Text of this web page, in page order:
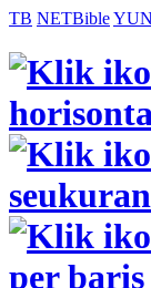
TB NETBible